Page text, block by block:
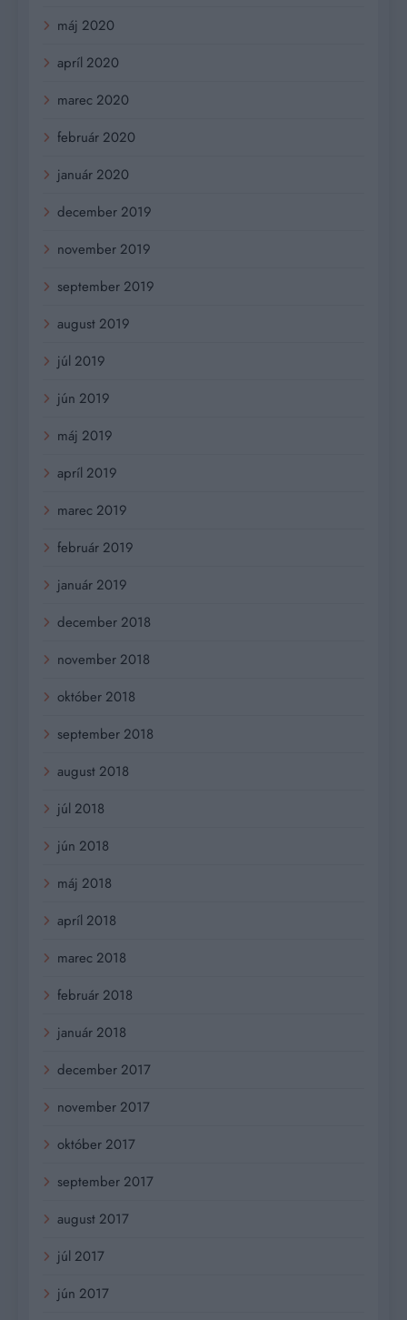
máj 2020
apríl 2020
marec 2020
február 2020
január 2020
december 2019
november 2019
september 2019
august 2019
júl 2019
jún 2019
máj 2019
apríl 2019
marec 2019
február 2019
január 2019
december 2018
november 2018
október 2018
september 2018
august 2018
júl 2018
jún 2018
máj 2018
apríl 2018
marec 2018
február 2018
január 2018
december 2017
november 2017
október 2017
september 2017
august 2017
júl 2017
jún 2017